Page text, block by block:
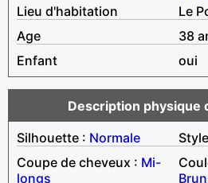
Lieu d'habitation
Le
Age
38
Enfant
oui
Description physique
Silhouette : Normale
Coupe de cheveux : Mi-
longs